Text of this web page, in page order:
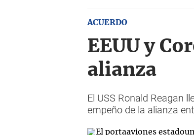
ACUERDO
EEUU y
alianza
El USS Ronald Reagan
empeño de la alianza